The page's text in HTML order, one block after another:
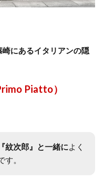
崎にあるイタリアンの隠
Piatto）
紋次郎』と一緒によく
す。